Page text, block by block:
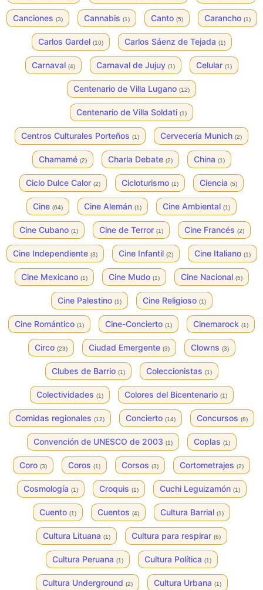
Canciones (3) Cannabis (1) Canto (5) Carancho (1)
Carlos Gardel (10) Carlos Sáenz de Tejada (1)
Carnaval (4) Carnaval de Jujuy (1) Celular (1)
Centenario de Villa Lugano (12)
Centenario de Villa Soldati (1)
Centros Culturales Porteños (1) Cervecería Munich (2)
Chamamé (2) Charla Debate (2) China (1)
Ciclo Dulce Calor (2) Cicloturismo (1) Ciencia (5)
Cine (64) Cine Alemán (1) Cine Ambiental (1)
Cine Cubano (1) Cine de Terror (1) Cine Francés (2)
Cine Independiente (3) Cine Infantil (2) Cine Italiano (1)
Cine Mexicano (1) Cine Mudo (1) Cine Nacional (5)
Cine Palestino (1) Cine Religioso (1)
Cine Romántico (1) Cine-Concierto (1) Cinemarock (1)
Circo (23) Ciudad Emergente (3) Clowns (3)
Clubes de Barrio (1) Coleccionistas (1)
Colectividades (1) Colores del Bicentenario (1)
Comidas regionales (12) Concierto (14) Concursos (8)
Convención de UNESCO de 2003 (1) Coplas (1)
Coro (3) Coros (1) Corsos (3) Cortometrajes (2)
Cosmología (1) Croquis (1) Cuchi Leguizamón (1)
Cuento (1) Cuentos (4) Cultura Barrial (1)
Cultura Lituana (1) Cultura para respirar (6)
Cultura Peruana (1) Cultura Política (1)
Cultura Underground (2) Cultura Urbana (1)